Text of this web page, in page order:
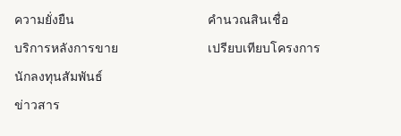
ความยั่งยืน
บริการหลังการขาย
นักลงทุนสัมพันธ์
ข่าวสาร
คำนวณสินเชื่อ
เปรียบเทียบโครงการ